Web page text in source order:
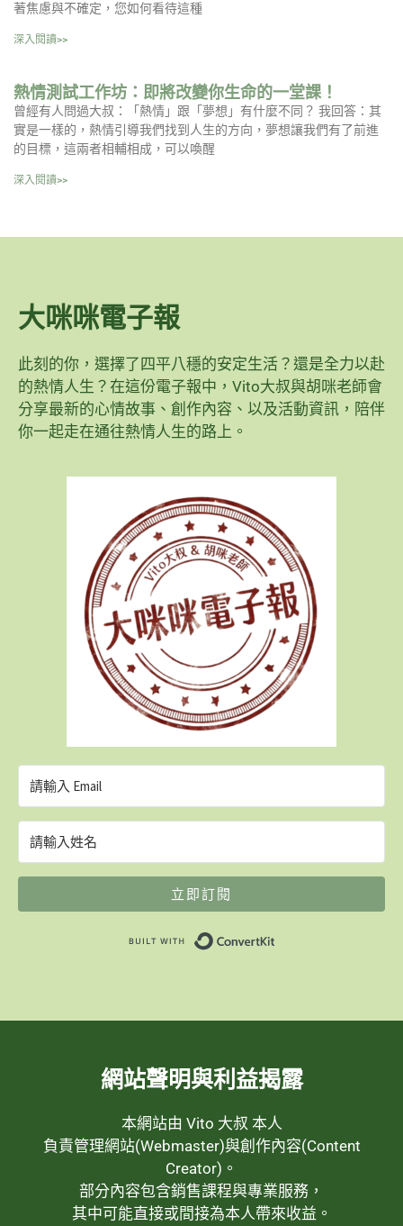
著焦慮與不確定，您如何看待這種
深入閱讀>>
熱情測試工作坊：即將改變你生命的一堂課！
曾經有人問過大叔：「熱情」跟「夢想」有什麼不同？ 我回答：其
實是一樣的，熱情引導我們找到人生的方向，夢想讓我們有了前進
的目標，這兩者相輔相成，可以喚醒
深入閱讀>>
大咪咪電子報
此刻的你，選擇了四平八穩的安定生活？還是全力以赴
的熱情人生？在這份電子報中，Vito大叔與胡咪老師會
分享最新的心情故事、創作內容、以及活動資訊，陪伴
你一起走在通往熱情人生的路上。
立即訂閱
網站聲明與利益揭露
本網站由 Vito 大叔 本人
負責管理網站(Webmaster)與創作內容(Content
Creator)。
部分內容包含銷售課程與專業服務，
其中可能直接或間接為本人帶來收益。